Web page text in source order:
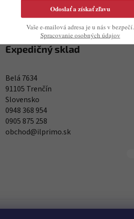
Expedičný sklad
Belá 7634
91105 Trenčín
Slovensko
0948 368 954
0905 875 258
obchod@ilprimo.sk
Odoslať a získať zľavu
Vaše e-mailová adresa je u nás v bezpečí.
Spracovanie osobných údajov